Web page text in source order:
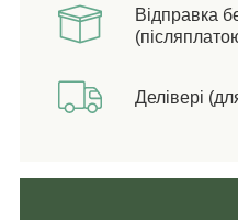
Відправка
Делівері